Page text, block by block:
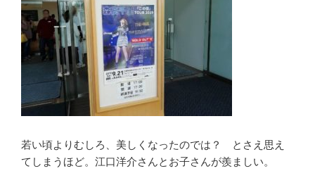
若い頃よりむしろ、美しくなったのでは？ とさえ思え
てしまうほど。江口洋介さんとお子さんが羨ましい。